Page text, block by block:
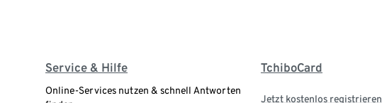
Service & Hilfe
Online-Services nutzen & schnell Antworten
TchiboCard
Jetzt kostenlos registrieren